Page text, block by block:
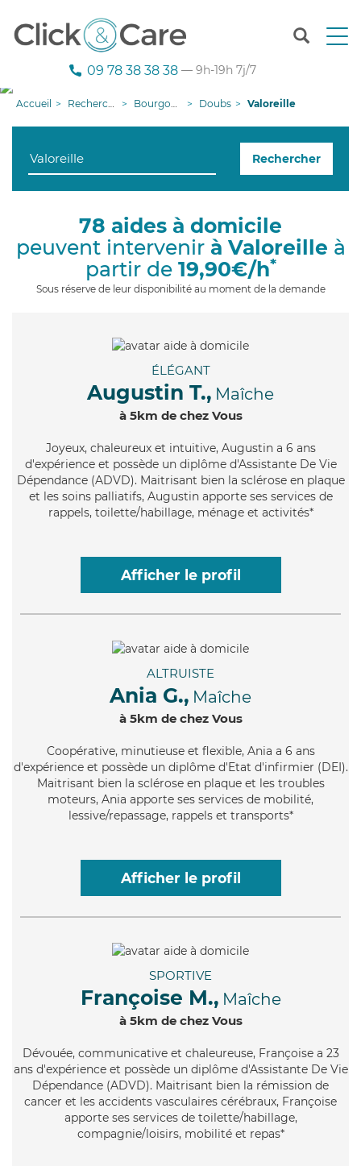
T
n
g
i
09 78 38 38 38 — 9h-19h 7j/7
Accueil Recherche aide à domicile Bourgogne-Franche-Comté Doubs Valoreille
Rechercher
78 aides à domicile
peuvent intervenir à Valoreille à
partir de 19,90€/h*
Sous réserve de leur disponibilité au moment de la demande
ÉLÉGANT
Augustin T., Maîche
à 5km de chez Vous
Joyeux, chaleureux et intuitive, Augustin a 6 ans
d'expérience et possède un diplôme d'Assistante De Vie
Dépendance (ADVD). Maitrisant bien la sclérose en plaque
et les soins palliatifs, Augustin apporte ses services de
rappels, toilette/habillage, ménage et activités*
Afficher le profil
ALTRUISTE
Ania G., Maîche
à 5km de chez Vous
Coopérative, minutieuse et flexible, Ania a 6 ans
d'expérience et possède un diplôme d'Etat d'infirmier (DEI).
Maitrisant bien la sclérose en plaque et les troubles
moteurs, Ania apporte ses services de mobilité,
lessive/repassage, rappels et transports*
Afficher le profil
SPORTIVE
Françoise M., Maîche
à 5km de chez Vous
Dévouée, communicative et chaleureuse, Françoise a 23
ans d'expérience et possède un diplôme d'Assistante De Vie
Dépendance (ADVD). Maitrisant bien la rémission de
cancer et les accidents vasculaires cérébraux, Françoise
apporte ses services de toilette/habillage,
compagnie/loisirs, mobilité et repas*